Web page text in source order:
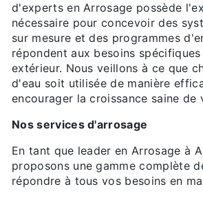
d'experts en Arrosage possède
nécessaire pour concevoir des
sur mesure et des programmes
répondent aux besoins
extérieur. Nous veillons à ce que
d'eau soit utilisée de manière
encourager la croissance saine de
Nos services d'arrosage
En tant que leader en Arrosage à
proposons une gamme complète
répondre à tous vos besoins en